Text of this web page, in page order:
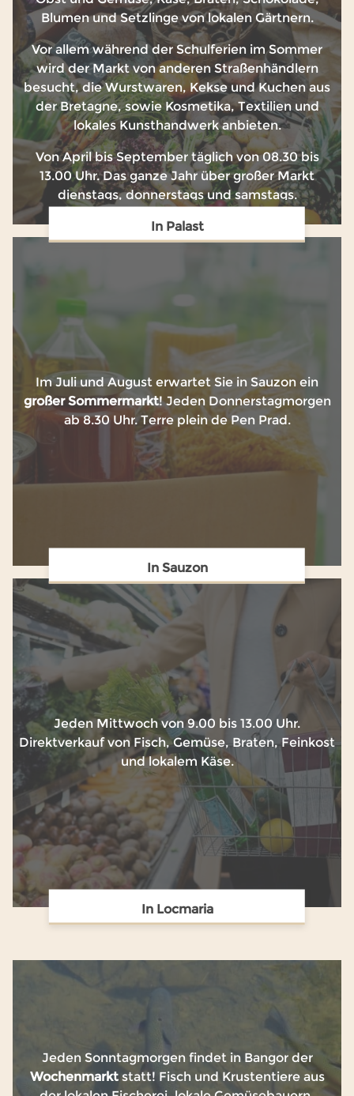
In Palast
Blumen und Setzlinge von lokalen Gärtnern.
Vor allem während der Schulferien im Sommer
wird der Markt von anderen Straßenhändlern
besucht, die Wurstwaren, Kekse und Kuchen aus
der Bretagne, sowie Kosmetika, Textilien und
lokales Kunsthandwerk anbieten.
Von April bis September täglich von 08.30 bis
13.00 Uhr. Das ganze Jahr über großer Markt
dienstags, donnerstags und samstags.
In Sauzon
Im Juli und August erwartet Sie in Sauzon ein
großer Sommermarkt! Jeden Donnerstagmorgen
ab 8.30 Uhr. Terre plein de Pen Prad.
In Locmaria
Jeden Mittwoch von 9.00 bis 13.00 Uhr.
Direktverkauf von Fisch, Gemüse, Braten, Feinkost
und lokalem Käse.
Jeden Sonntagmorgen findet in Bangor der
Wochenmarktstatt! Fisch und Krustentiere aus